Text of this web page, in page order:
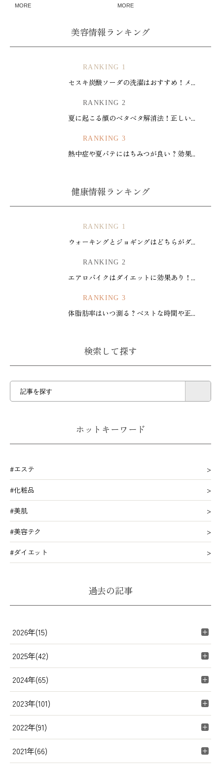
MORE MORE
美容情報ランキング
RANKING 1
セスキ炭酸ソーダの洗濯はおすすめ！メ...
RANKING 2
夏に起こる顔のベタベタ解消法！正しい...
RANKING 3
熱中症や夏バテにはちみつが良い？効果...
健康情報ランキング
RANKING 1
ウォーキングとジョギングはどちらがダ...
RANKING 2
エアロバイクはダイエットに効果あり！...
RANKING 3
体脂肪率はいつ測る？ベストな時間や正...
検索して探す
ホットキーワード
#エステ
#化粧品
#美肌
#美容テク
#ダイエット
過去の記事
2026年(15)
2025年(42)
2024年(65)
2023年(101)
2022年(91)
2021年(66)